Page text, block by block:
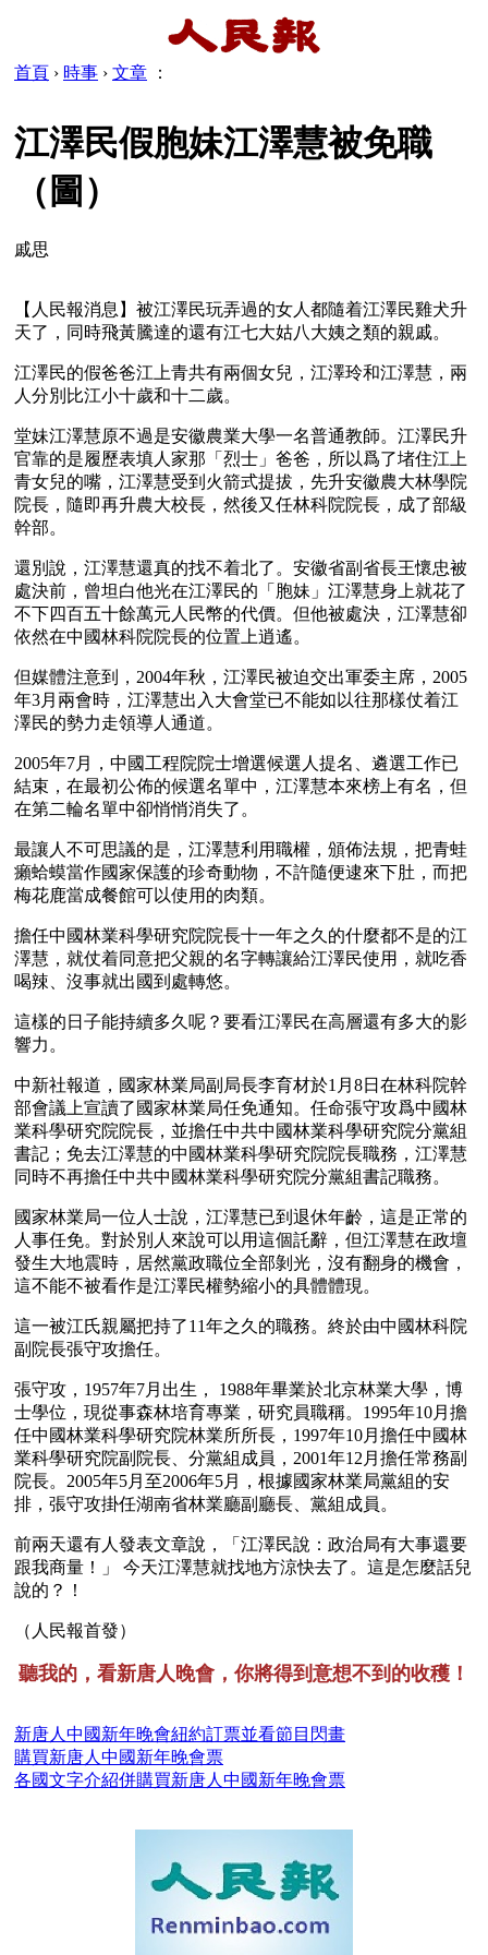
首頁 › 時事 › 文章 ：
江澤民假胞妹江澤慧被免職
（圖）
戚思
【人民報消息】被江澤民玩弄過的女人都隨着江澤民雞犬升
天了，同時飛黃騰達的還有江七大姑八大姨之類的親戚。
江澤民的假爸爸江上青共有兩個女兒，江澤玲和江澤慧，兩
人分別比江小十歲和十二歲。
堂妹江澤慧原不過是安徽農業大學一名普通教師。江澤民升
官靠的是履歷表填人家那「烈士」爸爸，所以爲了堵住江上
青女兒的嘴，江澤慧受到火箭式提拔，先升安徽農大林學院
院長，隨即再升農大校長，然後又任林科院院長，成了部級
幹部。
還別說，江澤慧還真的找不着北了。安徽省副省長王懷忠被
處決前，曾坦白他光在江澤民的「胞妹」江澤慧身上就花了
不下四百五十餘萬元人民幣的代價。但他被處決，江澤慧卻
依然在中國林科院院長的位置上逍遙。
但媒體注意到，2004年秋，江澤民被迫交出軍委主席，2005
年3月兩會時，江澤慧出入大會堂已不能如以往那樣仗着江
澤民的勢力走領導人通道。
2005年7月，中國工程院院士增選候選人提名、遴選工作已
結束，在最初公佈的候選名單中，江澤慧本來榜上有名，但
在第二輪名單中卻悄悄消失了。
最讓人不可思議的是，江澤慧利用職權，頒佈法規，把青蛙
癩蛤蟆當作國家保護的珍奇動物，不許隨便逮來下肚，而把
梅花鹿當成餐館可以使用的肉類。
擔任中國林業科學研究院院長十一年之久的什麼都不是的江
澤慧，就仗着同意把父親的名字轉讓給江澤民使用，就吃香
喝辣、沒事就出國到處轉悠。
這樣的日子能持續多久呢？要看江澤民在高層還有多大的影
響力。
中新社報道，國家林業局副局長李育材於1月8日在林科院幹
部會議上宣讀了國家林業局任免通知。任命張守攻爲中國林
業科學研究院院長，並擔任中共中國林業科學研究院分黨組
書記；免去江澤慧的中國林業科學研究院院長職務，江澤慧
同時不再擔任中共中國林業科學研究院分黨組書記職務。
國家林業局一位人士說，江澤慧已到退休年齡，這是正常的
人事任免。對於別人來說可以用這個託辭，但江澤慧在政壇
發生大地震時，居然黨政職位全部剝光，沒有翻身的機會，
這不能不被看作是江澤民權勢縮小的具體體現。
這一被江氏親屬把持了11年之久的職務。終於由中國林科院
副院長張守攻擔任。
張守攻，1957年7月出生， 1988年畢業於北京林業大學，博
士學位，現從事森林培育專業，研究員職稱。1995年10月擔
任中國林業科學研究院林業所所長，1997年10月擔任中國林
業科學研究院副院長、分黨組成員，2001年12月擔任常務副
院長。2005年5月至2006年5月，根據國家林業局黨組的安
排，張守攻掛任湖南省林業廳副廳長、黨組成員。
前兩天還有人發表文章說，「江澤民說：政治局有大事還要
跟我商量！」 今天江澤慧就找地方涼快去了。這是怎麼話兒
說的？！
（人民報首發）
聽我的，看新唐人晚會，你將得到意想不到的收穫！
新唐人中國新年晚會紐約訂票並看節目閃畫
購買新唐人中國新年晚會票
各國文字介紹併購買新唐人中國新年晚會票